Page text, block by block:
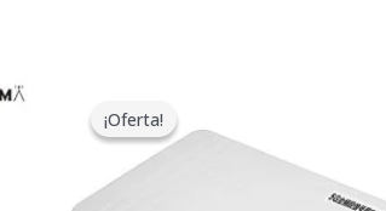
¡Oferta!
¡Oferta!original
era:
actual